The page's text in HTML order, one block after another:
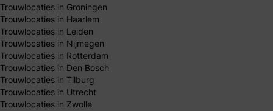
Trouwlocaties in Groningen
Trouwlocaties in Haarlem
Trouwlocaties in Leiden
Trouwlocaties in Nijmegen
Trouwlocaties in Rotterdam
Trouwlocaties in Den Bosch
Trouwlocaties in Tilburg
Trouwlocaties in Utrecht
Trouwlocaties in Zwolle